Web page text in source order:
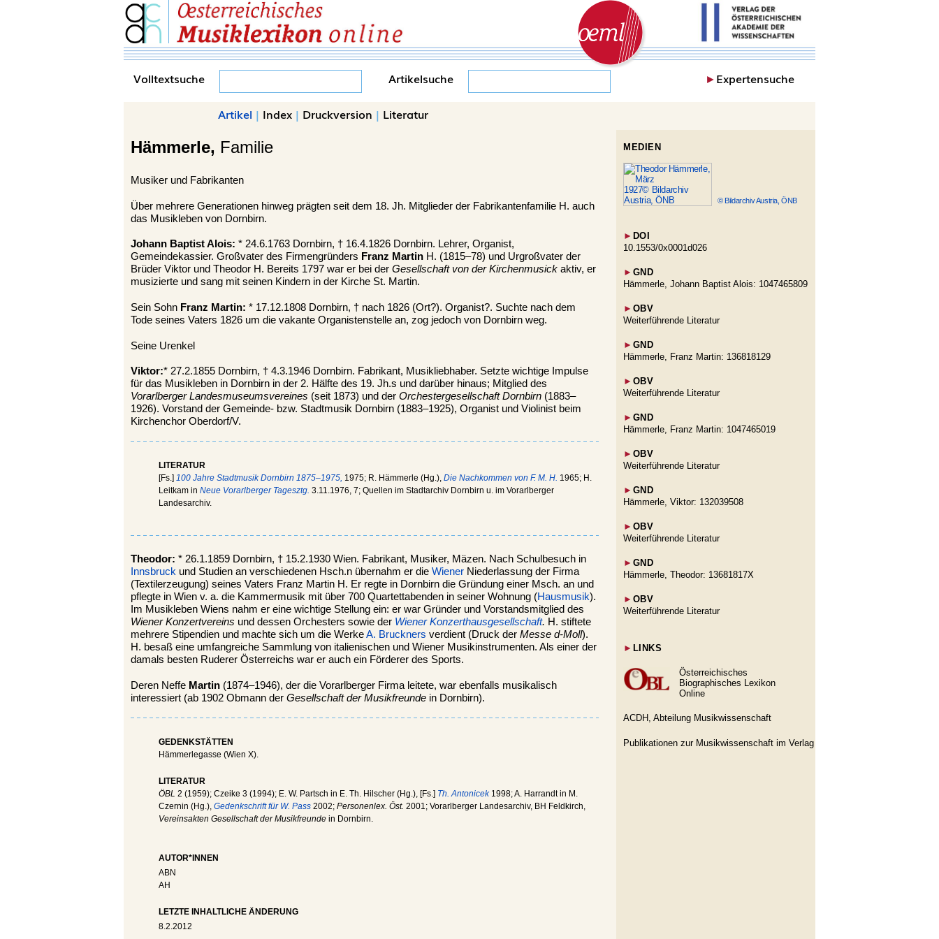
Volltextsuche Artikelsuche ►Expertensuche
Artikel | Index | Druckversion | Literatur
Hämmerle, Familie
Musiker und Fabrikanten
Über mehrere Generationen hinweg prägten seit dem 18. Jh. Mitglieder der Fabrikantenfamilie H. auch
das Musikleben von Dornbirn.
Johann Baptist Alois: * 24.6.1763 Dornbirn, † 16.4.1826 Dornbirn. Lehrer, Organist,
Gemeindekassier. Großvater des Firmengründers Franz Martin H. (1815–78) und Urgroßvater der
Brüder Viktor und Theodor H. Bereits 1797 war er bei der Gesellschaft von der Kirchenmusick aktiv, er
musizierte und sang mit seinen Kindern in der Kirche St. Martin.
Sein Sohn Franz Martin: * 17.12.1808 Dornbirn, † nach 1826 (Ort?). Organist?. Suchte nach dem
Tode seines Vaters 1826 um die vakante Organistenstelle an, zog jedoch von Dornbirn weg.
Seine Urenkel
Viktor:* 27.2.1855 Dornbirn, † 4.3.1946 Dornbirn. Fabrikant, Musikliebhaber. Setzte wichtige Impulse
für das Musikleben in Dornbirn in der 2. Hälfte des 19. Jh.s und darüber hinaus; Mitglied des
Vorarlberger Landesmuseumsvereines (seit 1873) und der Orchestergesellschaft Dornbirn (1883–
1926). Vorstand der Gemeinde- bzw. Stadtmusik Dornbirn (1883–1925), Organist und Violinist beim
Kirchenchor Oberdorf/V.
LITERATUR
[Fs.] 100 Jahre Stadtmusik Dornbirn 1875–1975, 1975; R. Hämmerle (Hg.), Die Nachkommen von F. M. H. 1965; H.
Leitkam in Neue Vorarlberger Tagesztg. 3.11.1976, 7; Quellen im Stadtarchiv Dornbirn u. im Vorarlberger
Landesarchiv.
Theodor: * 26.1.1859 Dornbirn, † 15.2.1930 Wien. Fabrikant, Musiker, Mäzen. Nach Schulbesuch in
Innsbruck und Studien an verschiedenen Hsch.n übernahm er die Wiener Niederlassung der Firma
(Textilerzeugung) seines Vaters Franz Martin H. Er regte in Dornbirn die Gründung einer Msch. an und
pflegte in Wien v. a. die Kammermusik mit über 700 Quartettabenden in seiner Wohnung (Hausmusik).
Im Musikleben Wiens nahm er eine wichtige Stellung ein: er war Gründer und Vorstandsmitglied des
Wiener Konzertvereins und dessen Orchesters sowie der Wiener Konzerthausgesellschaft. H. stiftete
mehrere Stipendien und machte sich um die WerkeA. Bruckners verdient (Druck der Messe d-Moll).
H. besaß eine umfangreiche Sammlung von italienischen und Wiener Musikinstrumenten. Als einer der
damals besten Ruderer Österreichs war er auch ein Förderer des Sports.
Deren Neffe Martin (1874–1946), der die Vorarlberger Firma leitete, war ebenfalls musikalisch
interessiert (ab 1902 Obmann der Gesellschaft der Musikfreunde in Dornbirn).
GEDENKSTÄTTEN
Hämmerlegasse (Wien X).
LITERATUR
ÖBL 2 (1959); Czeike 3 (1994); E. W. Partsch in E. Th. Hilscher (Hg.), [Fs.] Th. Antonicek1998; A. Harrandt in M.
Czernin (Hg.), Gedenkschrift für W. Pass 2002; Personenlex. Öst. 2001; Vorarlberger Landesarchiv, BH Feldkirch,
Vereinsakten Gesellschaft der Musikfreunde in Dornbirn.
AUTOR*INNEN
ABN
AH
LETZTE INHALTLICHE ÄNDERUNG
8.2.2012
MEDIEN
© Bildarchiv Austria, ÖNB
► DOI
10.1553/0x0001d026
► GND
Hämmerle, Johann Baptist Alois: 1047465809
► OBV
Weiterführende Literatur
► GND
Hämmerle, Franz Martin: 136818129
► OBV
Weiterführende Literatur
► GND
Hämmerle, Franz Martin: 1047465019
► OBV
Weiterführende Literatur
► GND
Hämmerle, Viktor: 132039508
► OBV
Weiterführende Literatur
► GND
Hämmerle, Theodor: 13681817X
► OBV
Weiterführende Literatur
► LINKS
Österreichisches
Biographisches Lexikon
Online
ACDH, Abteilung Musikwissenschaft
Publikationen zur Musikwissenschaft im Verlag